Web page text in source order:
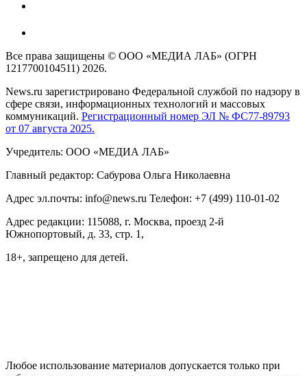
Все права защищены © ООО «МЕДИА ЛАБ» (ОГРН
1217700104511) 2026.
News.ru зарегистрировано Федеральной службой по надзору в
сфере связи, информационных технологий и массовых
коммуникаций. Регистрационный номер ЭЛ № ФС77-89793
от 07 августа 2025.
Учредитель: ООО «МЕДИА ЛАБ»
Главный редактор: Сабурова Ольга Николаевна
Адрес эл.почты: info@news.ru Телефон: +7 (499) 110-01-02
Адрес редакции: 115088, г. Москва, проезд 2-й
Южнопортовый, д. 33, стр. 1,
18+, запрещено для детей.
Любое использование материалов допускается только при